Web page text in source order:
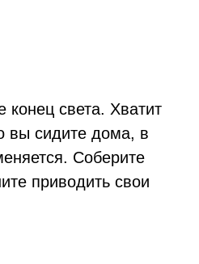
конец света. Хватит
вы сидите дома, в
Соберите
приводить свои